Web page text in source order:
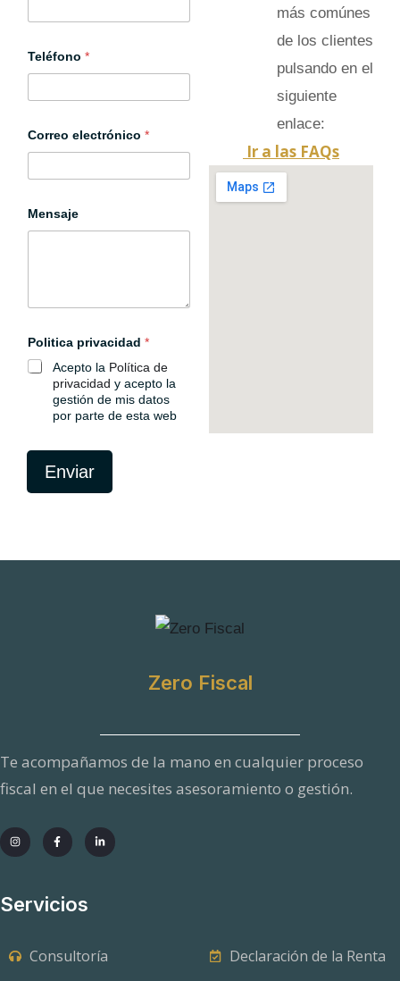
Teléfono *
e
n
a
e
C
o
l
t
Correo electrónico *
Mensaje
Politica privacidad *
Acepto la Política de
privacidad y acepto la
gestión de mis datos
por parte de esta web
Enviar
más comúnes
de los clientes
pulsando en el
siguiente
enlace:
Ir a las FAQs
Zero Fiscal
Te acompañamos de la mano en cualquier proceso
fiscal en el que necesites asesoramiento o gestión.
Servicios
Consultoría
Declaración de la Renta